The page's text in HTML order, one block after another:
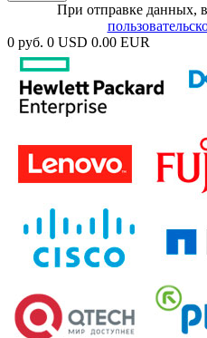
При отправке данных,
0 руб. 0 USD 0.00 EUR